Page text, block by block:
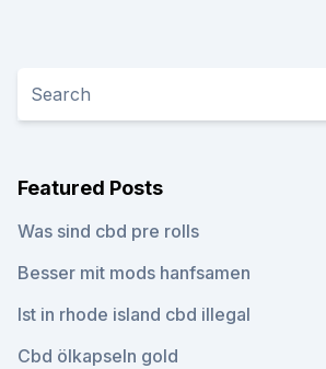
Featured Posts
Was sind cbd pre rolls
Besser mit mods hanfsamen
Ist in rhode island cbd illegal
Cbd ölkapseln gold